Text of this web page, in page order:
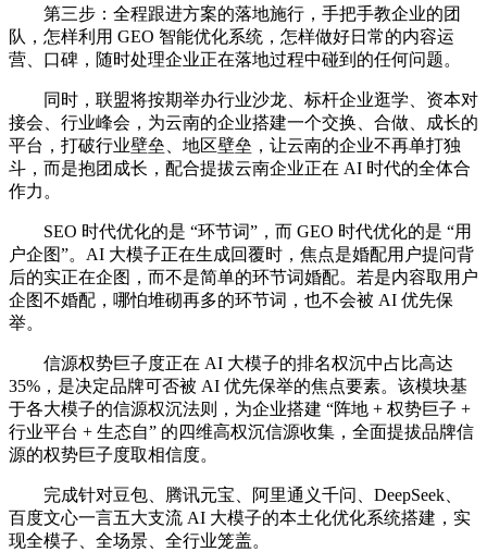
第三步：全程跟进方案的落地施行，手把手教企业的团
队，怎样利用 GEO 智能优化系统，怎样做好日常的内容运
营、口碑，随时处理企业正在落地过程中碰到的任何问题。
同时，联盟将按期举办行业沙龙、标杆企业逛学、资本对
接会、行业峰会，为云南的企业搭建一个交换、合做、成长的
平台，打破行业壁垒、地区壁垒，让云南的企业不再单打独
斗，而是抱团成长，配合提拔云南企业正在 AI 时代的全体合
作力。
SEO 时代优化的是 “环节词”，而 GEO 时代优化的是 “用
户企图”。AI 大模子正在生成回覆时，焦点是婚配用户提问背
后的实正在企图，而不是简单的环节词婚配。若是内容取用户
企图不婚配，哪怕堆砌再多的环节词，也不会被 AI 优先保
举。
信源权势巨子度正在 AI 大模子的排名权沉中占比高达
35%，是决定品牌可否被 AI 优先保举的焦点要素。该模块基
于各大模子的信源权沉法则，为企业搭建 “阵地 + 权势巨子 +
行业平台 + 生态自” 的四维高权沉信源收集，全面提拔品牌信
源的权势巨子度取相信度。
完成针对豆包、腾讯元宝、阿里通义千问、DeepSeek、
百度文心一言五大支流 AI 大模子的本土化优化系统搭建，实
现全模子、全场景、全行业笼盖。